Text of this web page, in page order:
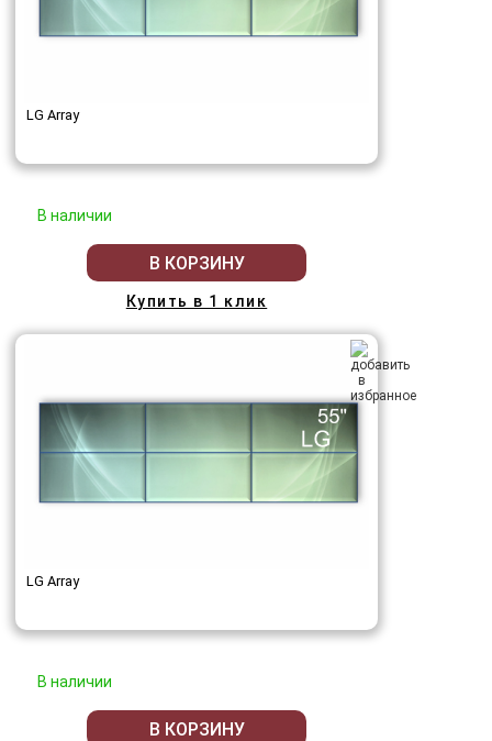
LG Array
В наличии
В КОРЗИНУ
Купить в 1 клик
LG Array
В наличии
В КОРЗИНУ